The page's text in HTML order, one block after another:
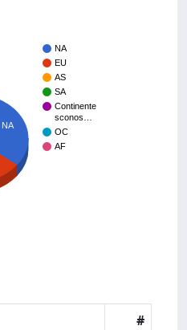
NA
EU
AS
SA
Continente
sconos…
OC
AF
NA
#